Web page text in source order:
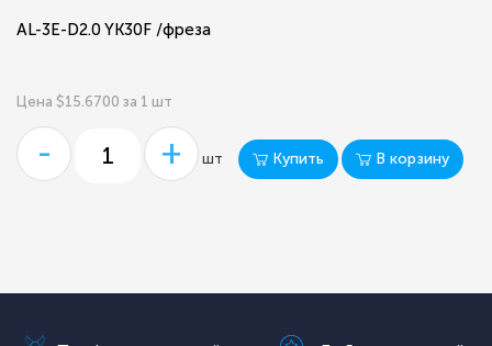
AL-3E-D2.0 YK30F /фреза
Цена $15.6700 за 1 шт
- + шт Купить В корзину